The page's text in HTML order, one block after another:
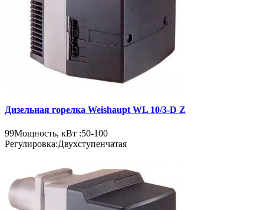
Дизельная горелка Weishaupt WL 10/3-D Z
99Мощность, кВт :50-100
Регулировка:Двухступенчатая